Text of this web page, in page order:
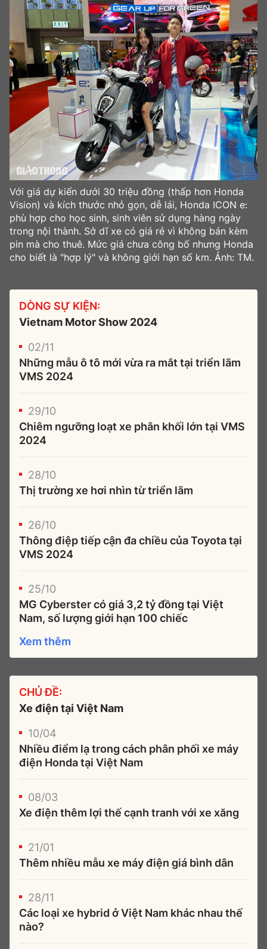
Với giá dự kiến dưới 30 triệu đồng (thấp hơn Honda
Vision) và kích thước nhỏ gọn, dễ lái, Honda ICON e:
phù hợp cho học sinh, sinh viên sử dụng hàng ngày
trong nội thành. Sở dĩ xe có giá rẻ vì không bán kèm
pin mà cho thuê. Mức giá chưa công bố nhưng Honda
cho biết là "hợp lý" và không giới hạn số km. Ảnh: TM.
DÒNG SỰ KIỆN:
Vietnam Motor Show 2024
02/11
Những mẫu ô tô mới vừa ra mắt tại triển lãm
VMS 2024
29/10
Chiêm ngưỡng loạt xe phân khối lớn tại VMS
2024
28/10
Thị trường xe hơi nhìn từ triển lãm
26/10
Thông điệp tiếp cận đa chiều của Toyota tại
VMS 2024
25/10
MG Cyberster có giá 3,2 tỷ đồng tại Việt
Nam, số lượng giới hạn 100 chiếc
Xem thêm
CHỦ ĐỀ:
Xe điện tại Việt Nam
10/04
Nhiều điểm lạ trong cách phân phối xe máy
điện Honda tại Việt Nam
08/03
Xe điện thêm lợi thế cạnh tranh với xe xăng
21/01
Thêm nhiều mẫu xe máy điện giá bình dân
28/11
Các loại xe hybrid ở Việt Nam khác nhau thế
nào?